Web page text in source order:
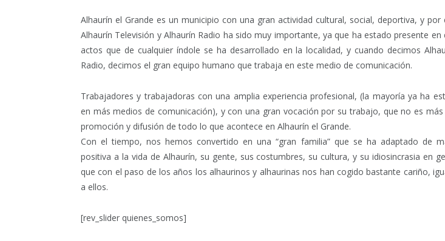
Alhaurín el Grande es un municipio con una gran actividad cultural, social, deportiva, y por
Alhaurín Televisión y Alhaurín Radio ha sido muy importante, ya que ha estado presente en
actos que de cualquier índole se ha desarrollado en la localidad, y cuando decimos
Radio, decimos el gran equipo humano que trabaja en este medio de comunicación.
Trabajadores y trabajadoras con una amplia experiencia profesional, (la mayoría ya ha
en más medios de comunicación), y con una gran vocación por su trabajo, que no es más
promoción y difusión de todo lo que acontece en Alhaurín el Grande.
Con el tiempo, nos hemos convertido en una “gran familia” que se ha adaptado de
positiva a la vida de Alhaurín, su gente, sus costumbres, su cultura, y su idiosincrasia en
que con el paso de los años los alhaurinos y alhaurinas nos han cogido bastante cariño,
a ellos.
[rev_slider quienes_somos]